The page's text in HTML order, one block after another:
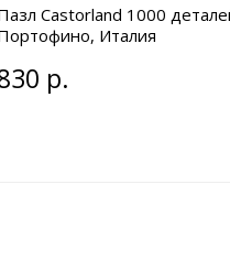
Castorland 1000
Италия
р.